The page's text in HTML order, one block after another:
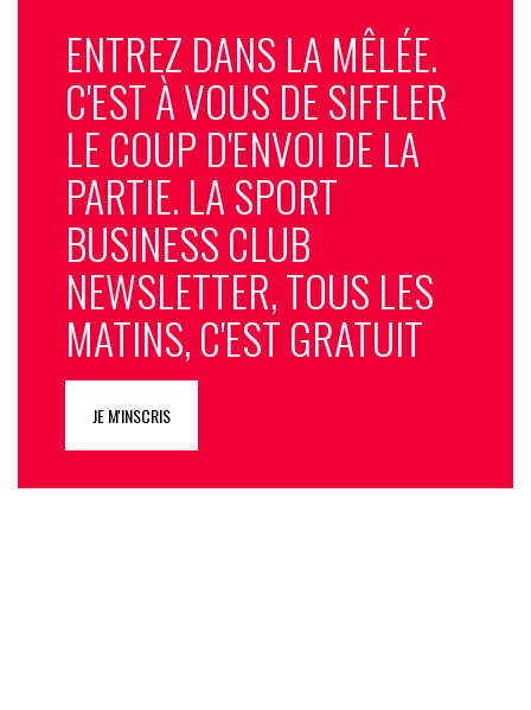
ENTREZ DANS LA MÊLÉE.
C'EST À VOUS DE SIFFLER
LE COUP D'ENVOI DE LA
PARTIE. LA SPORT
BUSINESS CLUB
NEWSLETTER, TOUS LES
MATINS, C'EST GRATUIT
JE M'INSCRIS